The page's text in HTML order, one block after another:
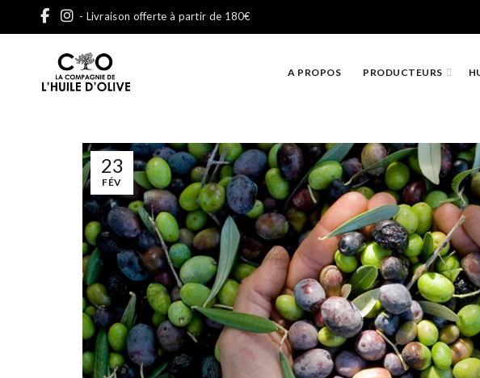
- Livraison offerte à partir de 180€
A PROPOS PRODUCTEURS
23
FÉV